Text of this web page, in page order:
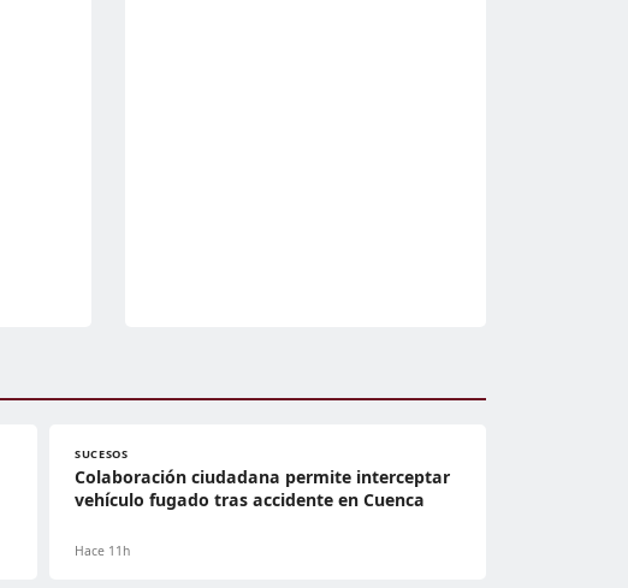
SUCESOS
Colaboración ciudadana permite interceptar
vehículo fugado tras accidente en Cuenca
Hace 11h